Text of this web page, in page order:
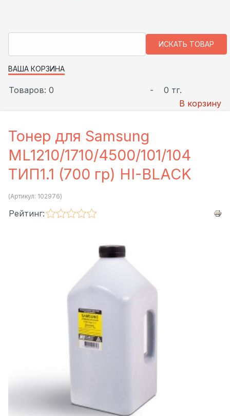
ВАША КОРЗИНА
Товаров: 0 -
0 тг.
В корзину
Тонер для Samsung
ML1210/1710/4500/101/104
ТИП1.1 (700 гр) HI-BLACK
(Артикул: 102976)
Рейтинг: